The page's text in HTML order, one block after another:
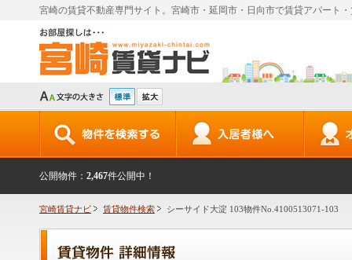
宮崎の賃貸不動産専門サイト。宮崎市・延岡市・日向市で賃貸アパート
公開物件： 2,467件公開中！
宮崎賃貸ナビ 賃貸物件検索 シーサイド大淀 103物件No.4100513071-103